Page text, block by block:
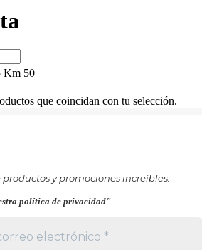
Km 50
que coincidan con tu selección.
y promociones increíbles.
política de privacidad"